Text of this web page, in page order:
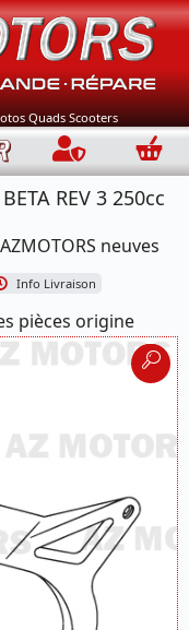
Quads Scooters
Connection
REV 3 250cc
neuves
Info Livraison
pièces origine